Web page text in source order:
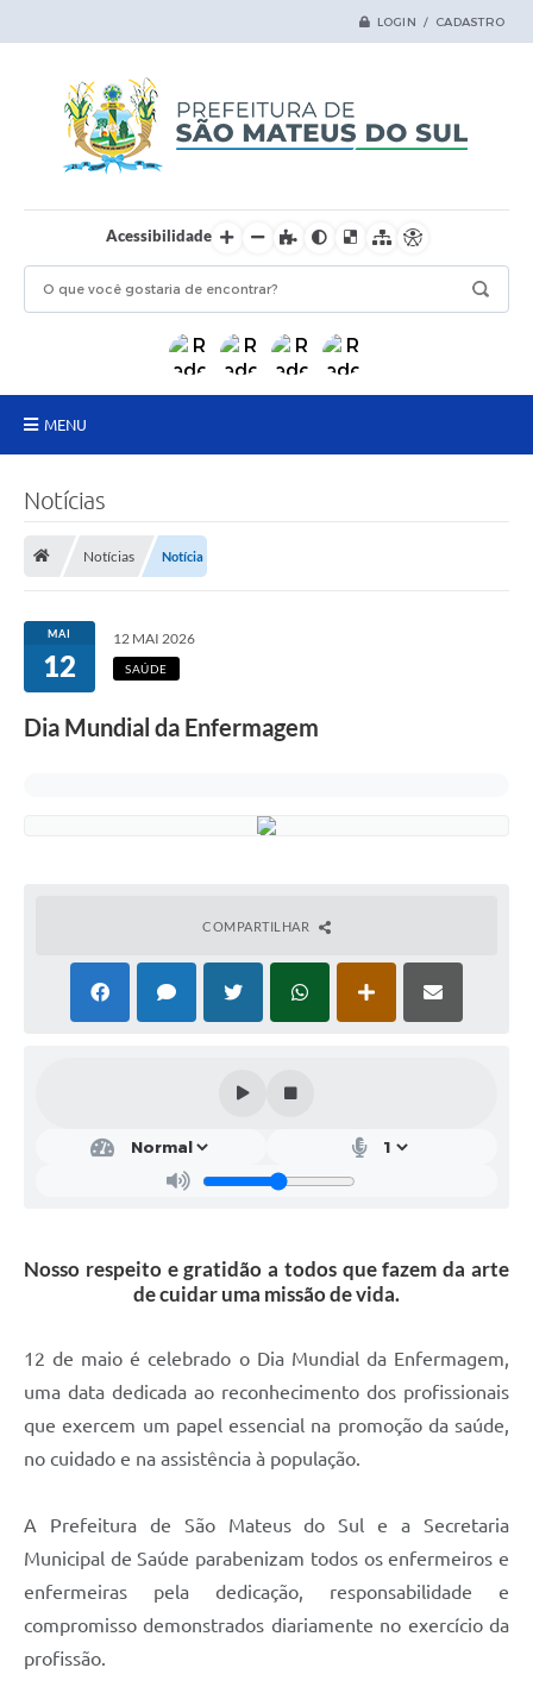
LOGIN / CADASTRO
Acessibilidade
MENU
Transparência
Secretarias
PSS Unificado 2025
Solicitação de Remoção 2025/2026: Instituições Escolares
Chamamento Público para Artistas Locais
Previdência Complementar
Telefones Prefeitura Municipal
Feriados Municipais
Telefones Postos de Saúde
Plantão das Funerárias
Recebimento de Recursos
Serviço de Informação ao Cidadão
Notícias
Notícias Notícia
MAI
12
12 MAI 2026
SAÚDE
Dia Mundial da Enfermagem
COMPARTILHAR
Nosso respeito e gratidão a todos que fazem da arte
de cuidar uma missão de vida.
12 de maio é celebrado o Dia Mundial da Enfermagem,
uma data dedicada ao reconhecimento dos profissionais
que exercem um papel essencial na promoção da saúde,
no cuidado e na assistência à população.
A Prefeitura de São Mateus do Sul e a Secretaria
Municipal de Saúde parabenizam todos os enfermeiros e
enfermeiras pela dedicação, responsabilidade e
compromisso demonstrados diariamente no exercício da
profissão.